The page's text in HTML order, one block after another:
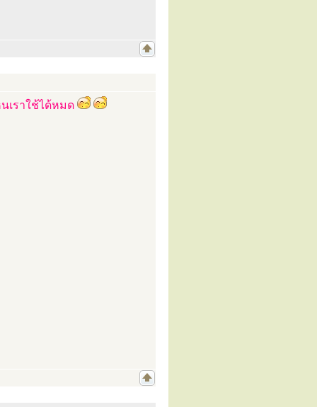
เราใช้ได้หมด